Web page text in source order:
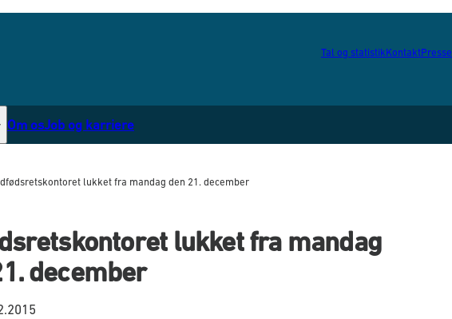
Tal og statistikKontaktPresse
- Flere links
Om osJob og karriere
lukket fra mandag den 21. december
lukket fra mandag
december